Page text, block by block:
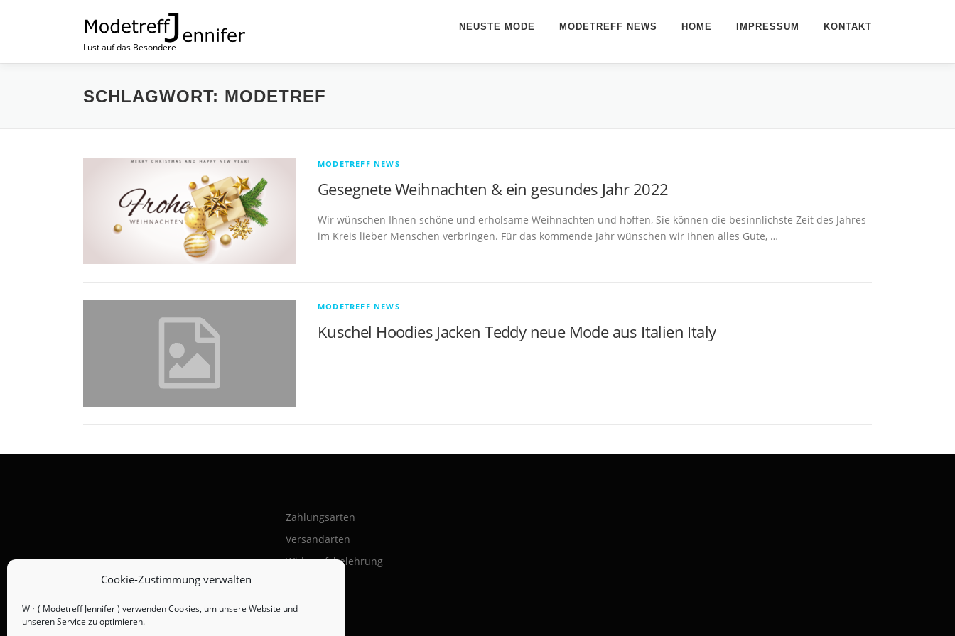
Cookie-Zustimmung verwalten
Wir ( Modetreff Jennifer ) verwenden Cookies, um unsere Website und
unseren Service zu optimieren.
Lust auf das Besondere
NEUSTE MODE MODETREFF NEWS HOME IMPRESSUM KONTAKT
SCHLAGWORT: MODETREF
MODETREFF NEWS
Gesegnete Weihnachten & ein gesundes Jahr 2022
Wir wünschen Ihnen schöne und erholsame Weihnachten und hoffen, Sie können die besinnlichste Zeit des Jahres
im Kreis lieber Menschen verbringen. Für das kommende Jahr wünschen wir Ihnen alles Gute, …
MODETREFF NEWS
Kuschel Hoodies Jacken Teddy neue Mode aus Italien Italy
Zahlungsarten
Versandarten
Widerrufsbelehrung
Impressum